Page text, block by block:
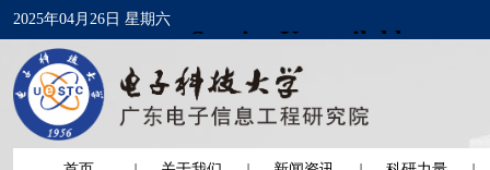
2025年04月26日 星期六